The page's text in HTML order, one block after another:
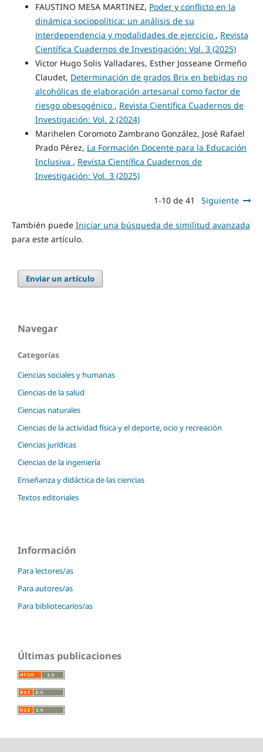
FAUSTINO MESA MARTINEZ, Poder y conflicto en la
dinámica sociopolítica: un análisis de su
interdependencia y modalidades de ejercicio , Revista
Científica Cuadernos de Investigación: Vol. 3 (2025)
Victor Hugo Solis Valladares, Esther Josseane Ormeño
Claudet, Determinación de grados Brix en bebidas no
alcohólicas de elaboración artesanal como factor de
riesgo obesogénico , Revista Científica Cuadernos de
Investigación: Vol. 2 (2024)
Marihelen Coromoto Zambrano González, José Rafael
Prado Pérez, La Formación Docente para la Educación
Inclusiva , Revista Científica Cuadernos de
Investigación: Vol. 3 (2025)
1-10 de 41 Siguiente
También puede Iniciar una búsqueda de similitud avanzada
para este artículo.
Enviar un artículo
Navegar
Categorías
Ciencias sociales y humanas
Ciencias de la salud
Ciencias naturales
Ciencias de la actividad física y el deporte, ocio y recreación
Ciencias jurídicas
Ciencias de la ingeniería
Enseñanza y didáctica de las ciencias
Textos editoriales
Información
Para lectores/as
Para autores/as
Para bibliotecarios/as
Últimas publicaciones